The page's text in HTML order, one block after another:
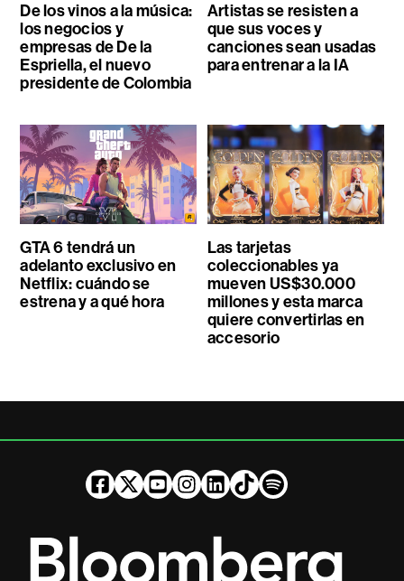
De los vinos a la música:
los negocios y
empresas de De la
Espriella, el nuevo
presidente de Colombia
Artistas se resisten a
que sus voces y
canciones sean usadas
para entrenar a la IA
GTA 6 tendrá un
adelanto exclusivo en
Netflix: cuándo se
estrena y a qué hora
Las tarjetas
coleccionables ya
mueven US$30.000
millones y esta marca
quiere convertirlas en
accesorio